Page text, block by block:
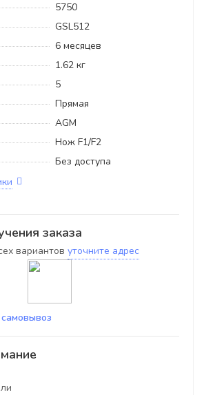
5750
GSL512
6 месяцев
1.62 кг
5
Прямая
AGM
Нож F1/F2
Без доступа
заказа
вариантов уточните адрес